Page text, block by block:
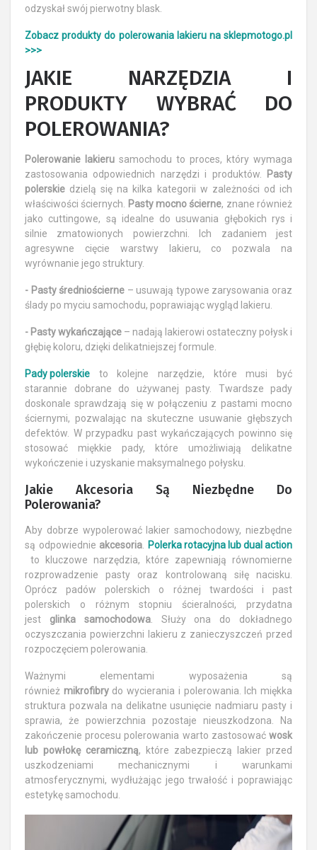
odzyskał swój pierwotny blask.
Zobacz produkty do polerowania lakieru na sklepmotogo.pl
>>>
JAKIE NARZĘDZIA I
PRODUKTY WYBRAĆ DO
POLEROWANIA?
Polerowanie lakieru samochodu to proces, który wymaga
zastosowania odpowiednich narzędzi i produktów.
Pasty
polerskie dzielą się na kilka kategorii w zależności od ich
właściwości ściernych.
Pasty mocno ścierne, znane również
jako cuttingowe, są idealne do usuwania głębokich rys i
silnie zmatowionych powierzchni. Ich zadaniem jest
agresywne cięcie warstwy lakieru, co pozwala na
wyrównanie jego struktury.
- Pasty średniościerne – usuwają typowe zarysowania oraz
ślady po myciu samochodu, poprawiając wygląd lakieru.
- Pasty wykańczające – nadają lakierowi ostateczny połysk i
głębię koloru, dzięki delikatniejszej formule.
Pady polerskie to kolejne narzędzie, które musi być
starannie dobrane do używanej pasty. Twardsze pady
doskonale sprawdzają się w połączeniu z pastami mocno
ściernymi, pozwalając na skuteczne usuwanie głębszych
defektów. W przypadku past wykańczających powinno się
stosować miękkie pady, które umożliwiają delikatne
wykończenie i uzyskanie maksymalnego połysku.
Jakie Akcesoria Są Niezbędne Do
Polerowania?
Aby dobrze wypolerować lakier samochodowy, niezbędne
są odpowiednie akcesoria
Polerka rotacyjna lub dual action
to kluczowe narzędzia, które zapewniają równomierne
rozprowadzenie pasty oraz kontrolowaną siłę nacisku.
Oprócz padów polerskich o różnej twardości i past
polerskich o różnym stopniu ścieralności, przydatna
jest glinka samochodowa. Służy ona do dokładnego
oczyszczania powierzchni lakieru z zanieczyszczeń przed
rozpoczęciem polerowania.
Ważnymi elementami wyposażenia są
również mikrofibrydo wycierania i polerowania. Ich miękka
struktura pozwala na delikatne usunięcie nadmiaru pasty i
sprawia, że powierzchnia pozostaje nieuszkodzona. Na
zakończenie procesu polerowania warto zastosować wosk
lub powłokę ceramiczną, które zabezpieczą lakier przed
uszkodzeniami mechanicznymi i warunkami
atmosferycznymi, wydłużając jego trwałość i poprawiając
estetykę samochodu.